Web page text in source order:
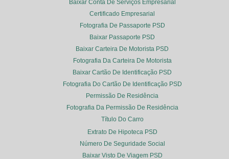
Baixar Conta De Serviços Empresarial
Certificado Empresarial
Fotografia De Passaporte PSD
Baixar Passaporte PSD
Baixar Carteira De Motorista PSD
Fotografia Da Carteira De Motorista
Baixar Cartão De Identificação PSD
Fotografia Do Cartão De Identificação PSD
Permissão De Residência
Fotografia Da Permissão De Residência
Título Do Carro
Extrato De Hipoteca PSD
Número De Seguridade Social
Baixar Visto De Viagem PSD